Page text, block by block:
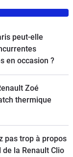
peut-elle
en occasion ?
Zoé
thermique
pas trop à propos
la Renault Clio